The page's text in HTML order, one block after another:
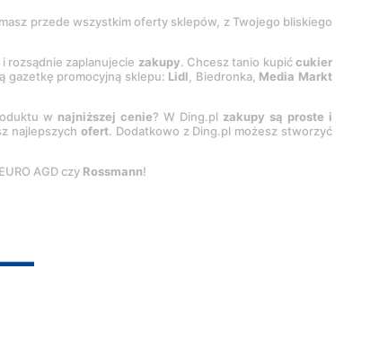
przede wszystkim oferty sklepów, z Twojego bliskiego
rozsądnie zaplanujecie zakupy. Chcesz tanio kupićcukier
gazetkę promocyjną sklepu: Lidl, Biedronka, Media Markt
w najniższej cenie? W Ding.pl zakupy są proste i
najlepszychofert. Dodatkowo z Ding.pl możesz stworzyć
AGD czy Rossmann!